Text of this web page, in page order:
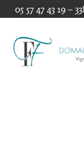
05 57 47 43 19 –